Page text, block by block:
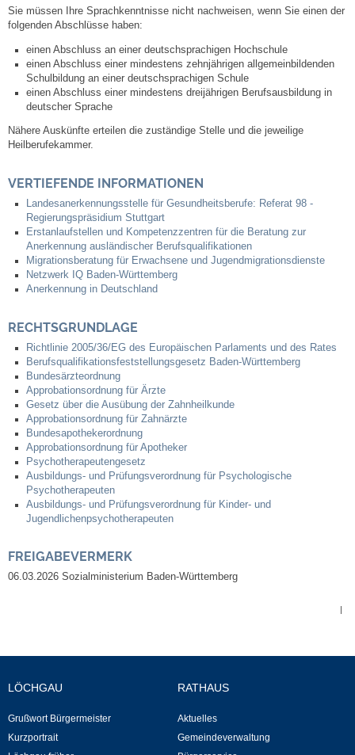
Firmen
Selbsteintrag
Sie müssen Ihre Sprachkenntnisse nicht nachweisen, wenn Sie einen der
folgenden Abschlüsse haben:
einen Abschluss an einer deutschsprachigen Hochschule
einen Abschluss einer mindestens zehnjährigen allgemeinbildenden
Schulbildung an einer deutschsprachigen Schule
einen Abschluss einer mindestens dreijährigen Berufsausbildung in
deutscher Sprache
Nähere Auskünfte erteilen die zuständige Stelle und die jeweilige
Heilberufekammer.
VERTIEFENDE INFORMATIONEN
Landesanerkennungsstelle für Gesundheitsberufe: Referat 98 -
Regierungspräsidium Stuttgart
Erstanlaufstellen und Kompetenzzentren für die Beratung zur
Anerkennung ausländischer Berufsqualifikationen
Migrationsberatung für Erwachsene und Jugendmigrationsdienste
Netzwerk IQ Baden-Württemberg
Anerkennung in Deutschland
RECHTSGRUNDLAGE
Richtlinie 2005/36/EG des Europäischen Parlaments und des Rates
Berufsqualifikationsfeststellungsgesetz Baden-Württemberg
Bundesärzteordnung
Approbationsordnung für Ärzte
Gesetz über die Ausübung der Zahnheilkunde
Approbationsordnung für Zahnärzte
Bundesapothekerordnung
Approbationsordnung für Apotheker
Psychotherapeutengesetz
Ausbildungs- und Prüfungsverordnung für Psychologische
Psychotherapeuten
Ausbildungs- und Prüfungsverordnung für Kinder- und
Jugendlichenpsychotherapeuten
FREIGABEVERMERK
06.03.2026 Sozialministerium Baden-Württemberg
|
LÖCHGAU
Grußwort Bürgermeister
Kurzportrait
RATHAUS
Aktuelles
Gemeindeverwaltung